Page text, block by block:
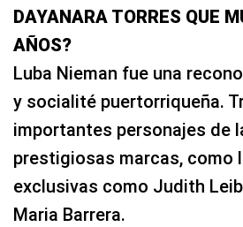
DAYANARA TORRES QUE
AÑOS?
Luba Nieman fue una
y socialité puertorriqueña.
importantes personajes de
prestigiosas marcas, como
exclusivas como Judith
Maria Barrera.